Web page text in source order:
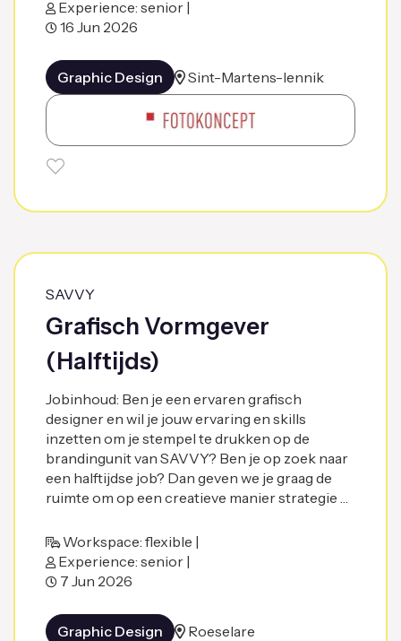
Experience: senior |
16 Jun 2026
Graphic Design Sint-Martens-lennik
SAVVY
Grafisch Vormgever
(Halftijds)
Jobinhoud: Ben je een ervaren grafisch
designer en wil je jouw ervaring en skills
inzetten om je stempel te drukken op de
brandingunit van SAVVY? Ben je op zoek naar
een halftijdse job? Dan geven we je graag de
ruimte om op een creatieve manier strategie …
Workspace: flexible |
Experience: senior |
7 Jun 2026
Graphic Design Roeselare